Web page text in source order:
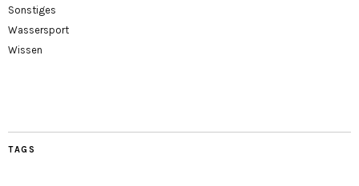
Sonstiges
Wassersport
Wissen
TAGS